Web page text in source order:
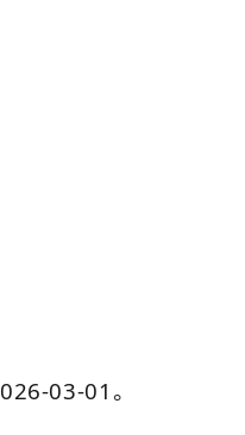
03-01。